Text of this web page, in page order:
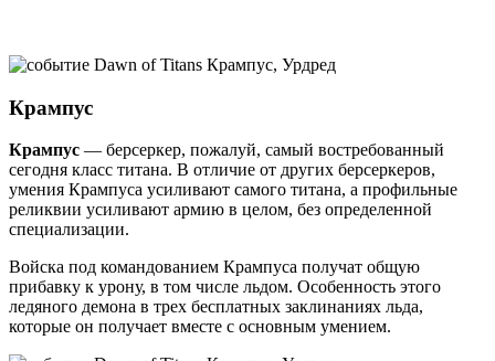
Крампус
Крампус — берсеркер, пожалуй, самый востребованный
сегодня класс титана. В отличие от других берсеркеров,
умения Крампуса усиливают самого титана, а профильные
реликвии усиливают армию в целом, без определенной
специализации.
Войска под командованием Крампуса получат общую
прибавку к урону, в том числе льдом. Особенность этого
ледяного демона в трех бесплатных заклинаниях льда,
которые он получает вместе с основным умением.